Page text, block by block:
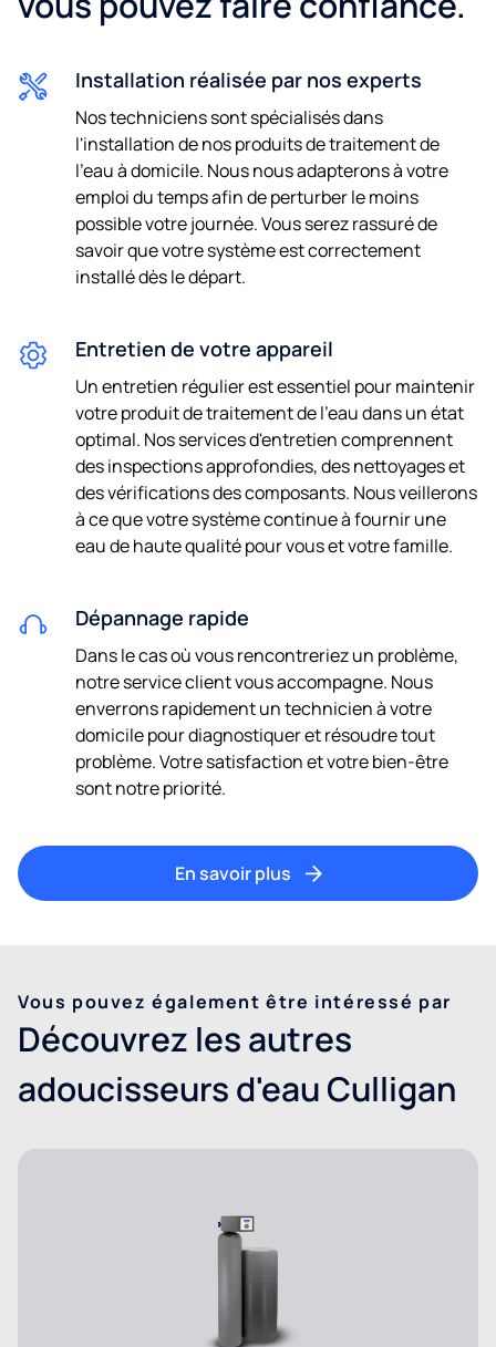
E-mail
Téléphone
J'accepte d'être contacté(e) par e-mail et par téléphone
pour des offres promotionnelles.
En nous transmettant vos coordonnées, vous acceptez
Installation réalisée par nos experts
Nos techniciens sont spécialisés dans
l'installation de nos produits de traitement de
l'eau à domicile. Nous nous adapterons à votre
emploi du temps afin de perturber le moins
possible votre journée. Vous serez rassuré de
savoir que votre système est correctement
installé dès le départ.
Entretien de votre appareil
Un entretien régulier est essentiel pour maintenir
votre produit de traitement de l'eau dans un état
optimal. Nos services d'entretien comprennent
des inspections approfondies, des nettoyages et
des vérifications des composants. Nous veillerons
à ce que votre système continue à fournir une
eau de haute qualité pour vous et votre famille.
Dépannage rapide
Dans le cas où vous rencontreriez un problème,
notre service client vous accompagne. Nous
enverrons rapidement un technicien à votre
domicile pour diagnostiquer et résoudre tout
problème. Votre satisfaction et votre bien-être
sont notre priorité.
En savoir plus
Vous pouvez également être intéressé par
Découvrez les autres
adoucisseurs d'eau Culligan